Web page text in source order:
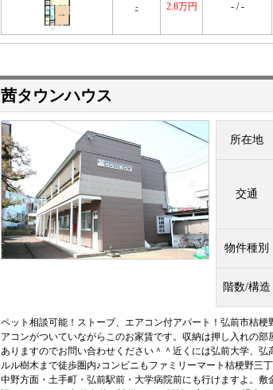
- 2.8万円 - / -
茜タウンハウス
所在地
交通
物件種別
階数/構造
ペット相談可能！ストーブ、エアコン付アパート！弘前市桔
アコンがついていながらこのお家賃です。収納は押し入れの
ありますのでお問い合わせください＾＾近くには弘前大学、
ルル樹木まで徒歩圏内♪コンビニもファミリーマート桔梗野三
中野方面・土手町・弘前駅前・大学病院前にも行けますよ。